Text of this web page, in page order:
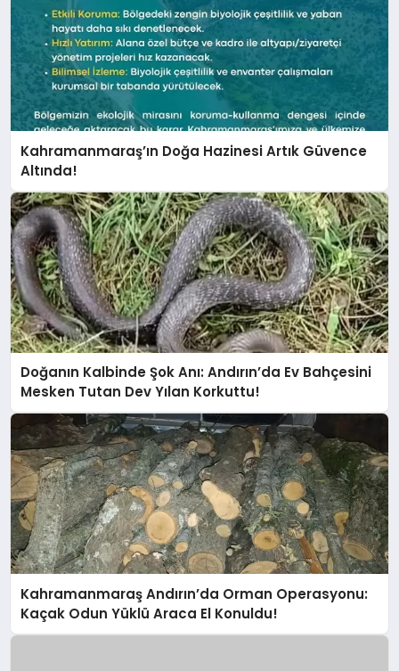
Kahramanmaraş’ın Doğa Hazinesi Artık Güvence
Altında!
Doğanın Kalbinde Şok Anı: Andırın’da Ev Bahçesini
Mesken Tutan Dev Yılan Korkuttu!
Kahramanmaraş Andırın’da Orman Operasyonu:
Kaçak Odun Yüklü Araca El Konuldu!